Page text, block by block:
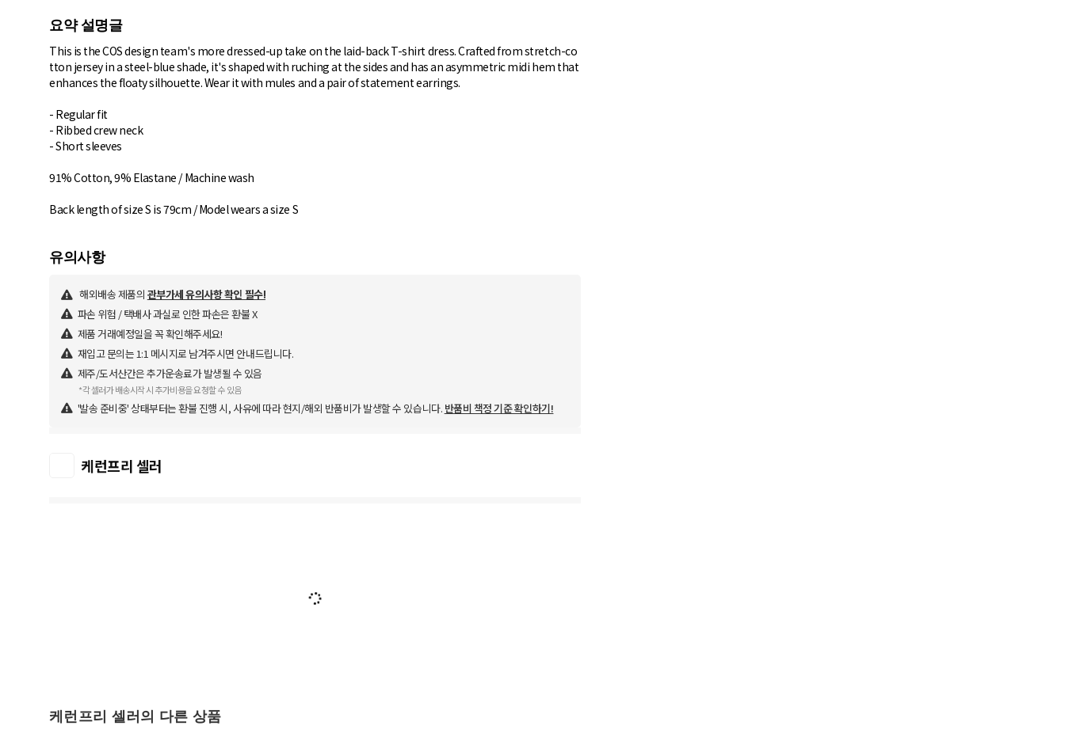
요약 설명글
This is the COS design team's more dressed-up take on the laid-back T-shirt dress. Crafted from stretch-co
tton jersey in a steel-blue shade, it's shaped with ruching at the sides and has an asymmetric midi hem that
enhances the floaty silhouette. Wear it with mules and a pair of statement earrings.
- Regular fit
- Ribbed crew neck
- Short sleeves
91% Cotton, 9% Elastane / Machine wash
Back length of size S is 79cm / Model wears a size S
유의사항
해외배송 제품의 관부가세 유의사항 확인 필수!
파손 위험 / 택배사 과실로 인한 파손은 환불 X
제품 거래예정일을 꼭 확인해주세요!
재입고 문의는 1:1 메시지로 남겨주시면 안내드립니다.
제주/도서산간은 추가운송료가 발생될 수 있음
*각 셀러가 배송시작 시 추가비용을 요청할 수 있음
'발송 준비중' 상태부터는 환불 진행 시, 사유에 따라 현지/해외 반품비가 발생할 수 있습니다. 반품비 책정 기준 확인하기!
케런프리 셀러
케런프리 셀러의 다른 상품